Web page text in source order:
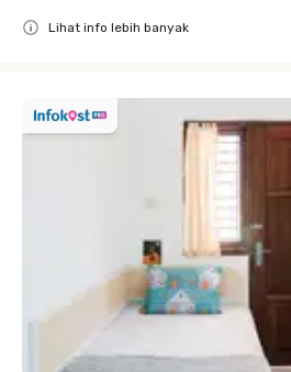
Lihat info lebih banyak